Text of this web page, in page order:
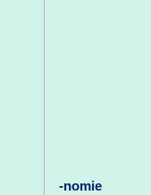
-nomie